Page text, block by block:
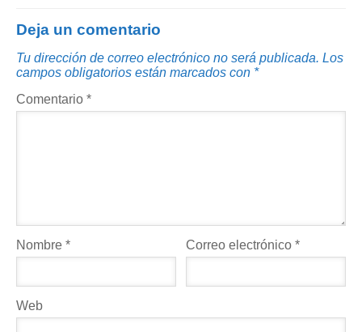
Deja un comentario
Tu dirección de correo electrónico no será publicada. Los
campos obligatorios están marcados con *
Comentario *
Nombre * Correo electrónico*
Web